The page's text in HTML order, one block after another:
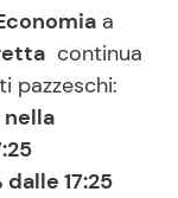
a
continua
pazzeschi:
nella
17:25